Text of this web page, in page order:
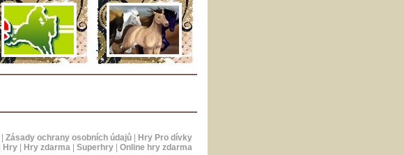
Zásady ochrany osobních údajů
Hry Pro dívky
Hry Hry zdarma Superhry Online hry zdarma